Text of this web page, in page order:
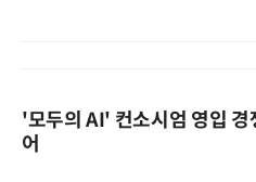
'모두의 AI' 컨소시엄 영입 경
어